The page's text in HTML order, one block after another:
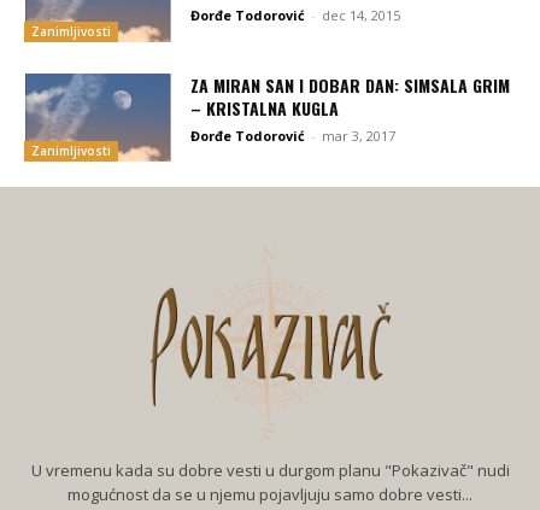
Zanimljivosti
Đorđe Todorović - dec 14, 2015
Zanimljivosti
ZA MIRAN SAN I DOBAR DAN: SIMSALA GRIM
– KRISTALNA KUGLA
Đorđe Todorović - mar 3, 2017
U vremenu kada su dobre vesti u durgom planu "Pokazivač" nudi
mogućnost da se u njemu pojavljuju samo dobre vesti...